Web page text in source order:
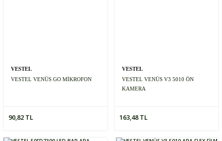
VESTEL
VESTEL VENÜS GO MİKROFON
90,82 TL
VESTEL
VESTEL VENÜS V3 5010 ÖN
KAMERA
163,48 TL